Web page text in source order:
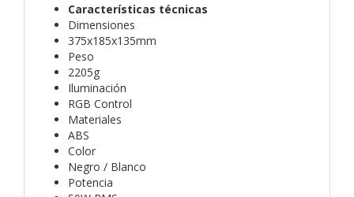
Características técnicas
Dimensiones
375x185x135mm
Peso
2205g
Iluminación
RGB Control
Materiales
ABS
Color
Negro / Blanco
Potencia